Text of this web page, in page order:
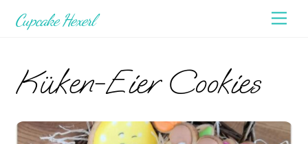
Cupcake Hexerl
Küken-Eier Cookies